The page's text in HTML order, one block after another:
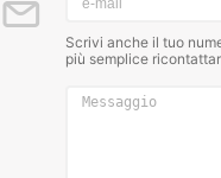
Scrivi anche il tuo
più semplice